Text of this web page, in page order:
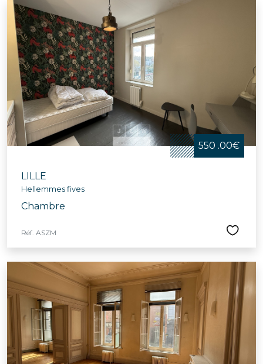
550 .00€
LILLE
Hellemmes fives
Chambre
Réf. ASZM